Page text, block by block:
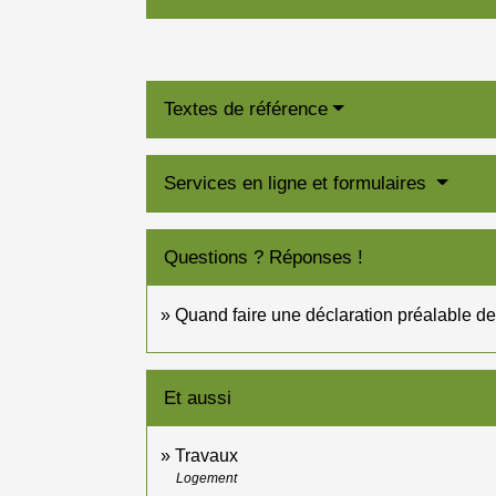
Textes de référence
Services en ligne et formulaires
Questions ? Réponses !
Quand faire une déclaration préalable
Et aussi
Travaux
Logement